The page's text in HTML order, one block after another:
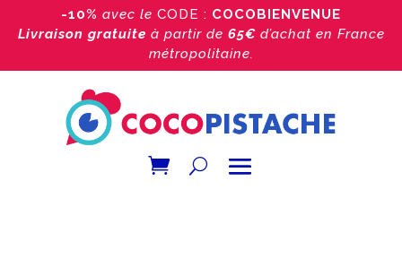
-10% avec le CODE : COCOBIENVENUE
Livraison gratuite à partir de 65€ d’achat en France
métropolitaine.